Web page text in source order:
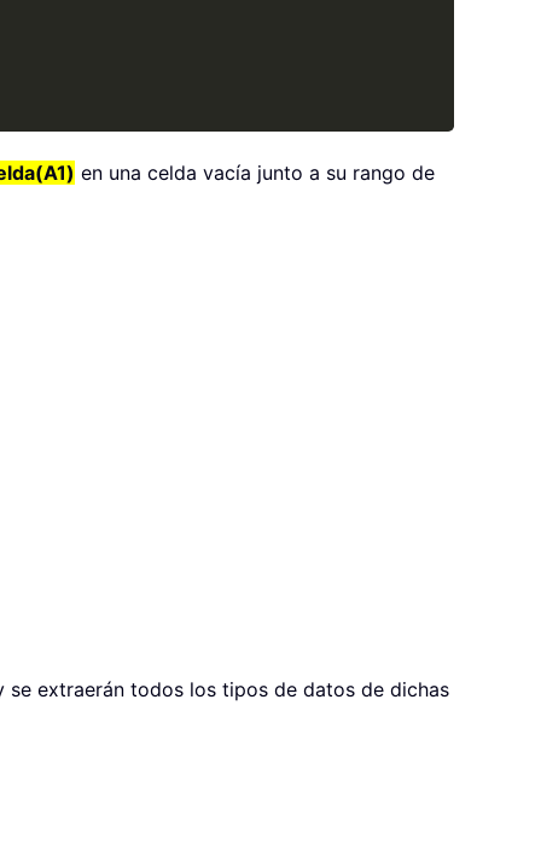
en una celda vacía junto a su rango de
se extraerán todos los tipos de datos de dichas